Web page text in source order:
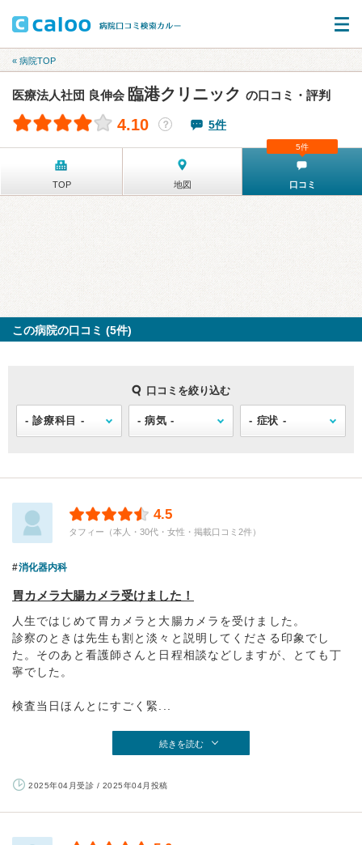
« 病院TOP
医療法人社団 良伸会 臨港クリニック の口コミ・評判
4.10 ？ 5件
TOP 地図 口コミ
5件
この病院の口コミ (5件)
口コミを絞り込む
4.5
タフィー（本人・30代・女性・掲載口コミ2件）
消化器内科
胃カメラ大腸カメラ受けました！
人生ではじめて胃カメラと大腸カメラを受けました。
診察のときは先生も割と淡々と説明してくださる印象でし
た。そのあと看護師さんと日程相談などしますが、とても丁
寧でした。
検査当日ほんとにすごく緊...
続きを読む
2025年04月受診 / 2025年04月投稿